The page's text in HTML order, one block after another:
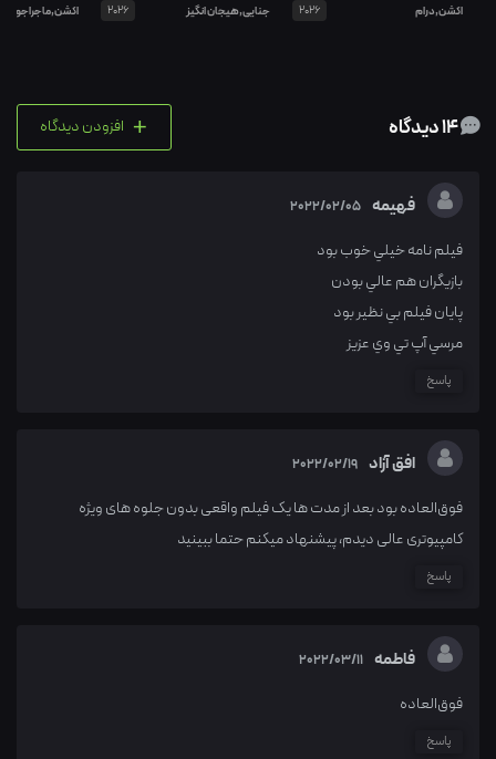
اکشن,درام 2026 جنایی,هیجان انگیز 2026 اکشن,ماجراجویی
+ افزودن دیدگاه
فهيمه 2022/02/05
فيلم نامه خيلي خوب بود
بازيگران هم عالي بودن
پايان فيلم بي نظير بود
مرسي آپ تي وي عزيز
پاسخ
افق آزاد 2022/02/19
فوق‌العاده بود بعد از مدت ها یک فیلم واقعی بدون جلوه های ویژه
کامپیوتری عالی دیدم، پیشنهاد میکنم حتما ببینید
پاسخ
فاطمه 2022/03/11
فوق‌العاده
پاسخ